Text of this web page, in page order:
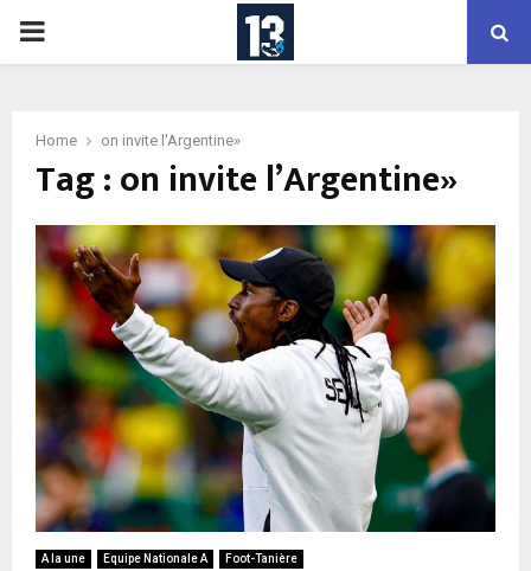
PRIMARY
Home on invite l'Argentine»
Tag : on invite l’Argentine»
A la une Equipe Nationale A Foot-Tanière